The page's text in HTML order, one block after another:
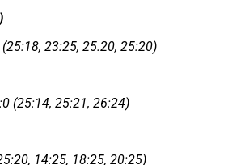
23:25, 25.20, 25:20)
(25:14, 25:21, 26:24)
14:25, 18:25, 20:25)